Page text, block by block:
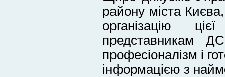
району міста
організацію
представникам
професіоналізм і
інформацією з